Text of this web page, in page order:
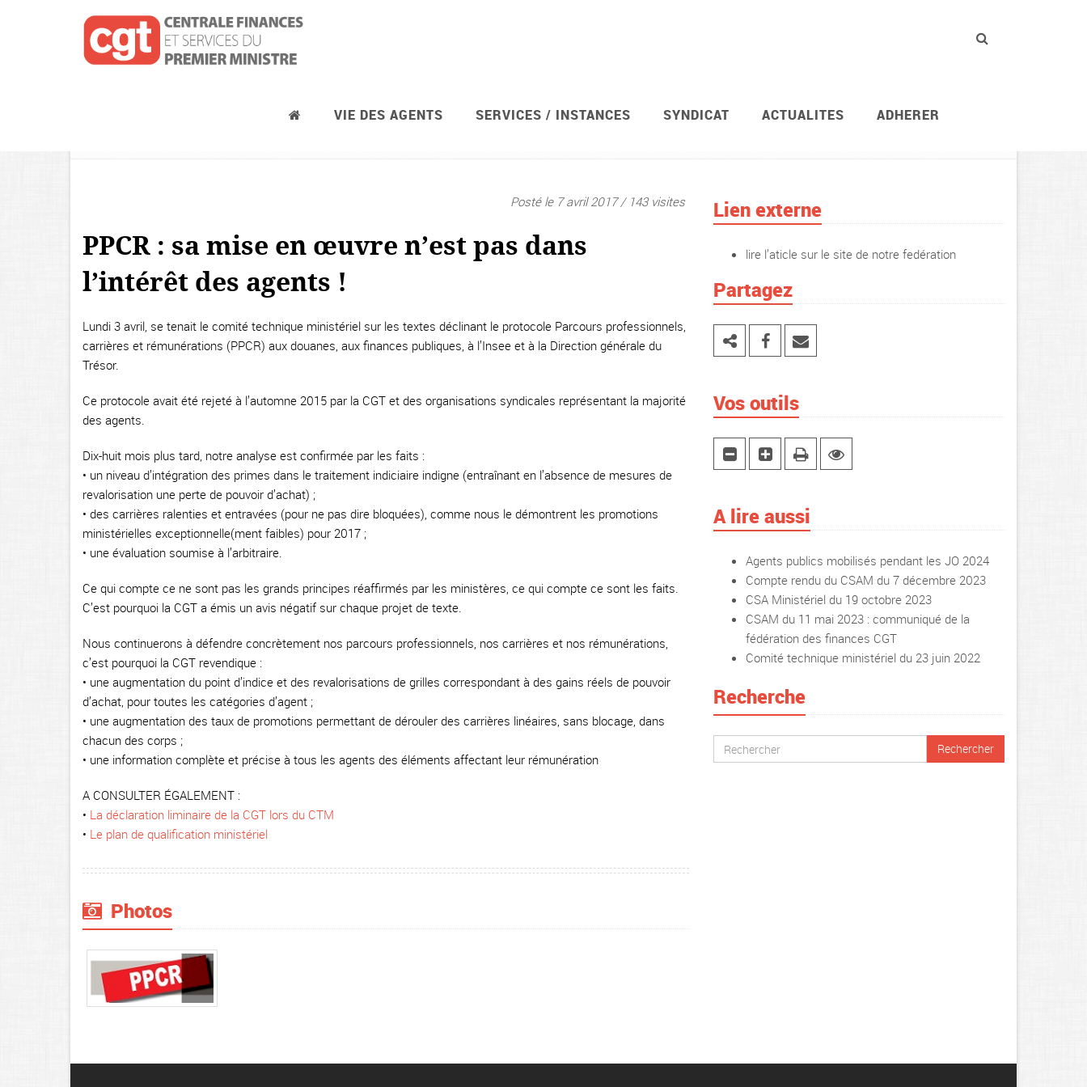
VIE DES AGENTS SERVICES / INSTANCES SYNDICAT ACTUALITES ADHERER
Le comité social d’administration ministériel
Posté le 7 avril 2017 / 143 visites
PPCR : sa mise en œuvre n’est pas dans
l’intérêt des agents !
Lundi 3 avril, se tenait le comité technique ministériel sur les textes déclinant le protocole Parcours professionnels,
carrières et rémunérations (PPCR) aux douanes, aux finances publiques, à l’Insee et à la Direction générale du
Trésor.
Ce protocole avait été rejeté à l’automne 2015 par la CGT et des organisations syndicales représentant la majorité
des agents.
Dix-huit mois plus tard, notre analyse est confirmée par les faits :
• un niveau d’intégration des primes dans le traitement indiciaire indigne (entraînant en l’absence de mesures de
revalorisation une perte de pouvoir d’achat) ;
• des carrières ralenties et entravées (pour ne pas dire bloquées), comme nous le démontrent les promotions
ministérielles exceptionnelle(ment faibles) pour 2017 ;
• une évaluation soumise à l’arbitraire.
Ce qui compte ce ne sont pas les grands principes réaffirmés par les ministères, ce qui compte ce sont les faits.
C’est pourquoi la CGT a émis un avis négatif sur chaque projet de texte.
Nous continuerons à défendre concrètement nos parcours professionnels, nos carrières et nos rémunérations,
c’est pourquoi la CGT revendique :
• une augmentation du point d’indice et des revalorisations de grilles correspondant à des gains réels de pouvoir
d’achat, pour toutes les catégories d’agent ;
• une augmentation des taux de promotions permettant de dérouler des carrières linéaires, sans blocage, dans
chacun des corps ;
• une information complète et précise à tous les agents des éléments affectant leur rémunération
A CONSULTER ÉGALEMENT :
• La déclaration liminaire de la CGT lors du CTM
• Le plan de qualification ministériel
Photos
Lien externe
lire l’aticle sur le site de notre fedération
Partagez
Vos outils
A lire aussi
Agents publics mobilisés pendant les JO 2024
Compte rendu du CSAM du 7 décembre 2023
CSA Ministériel du 19 octobre 2023
CSAM du 11 mai 2023 : communiqué de la
fédération des finances CGT
Comité technique ministériel du 23 juin 2022
Recherche